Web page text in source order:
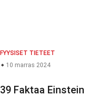
FYYSISET TIETEET
10 marras 2024
39 Faktaa Einstein